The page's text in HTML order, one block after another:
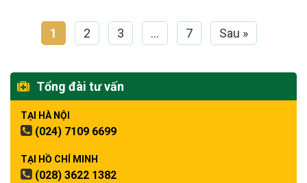
1 2 3 … 7 Sau »
Tổng đài tư vấn
TẠI HÀ NỘI
(024) 7109 6699
TẠI HỒ CHÍ MINH
(028) 3622 1382